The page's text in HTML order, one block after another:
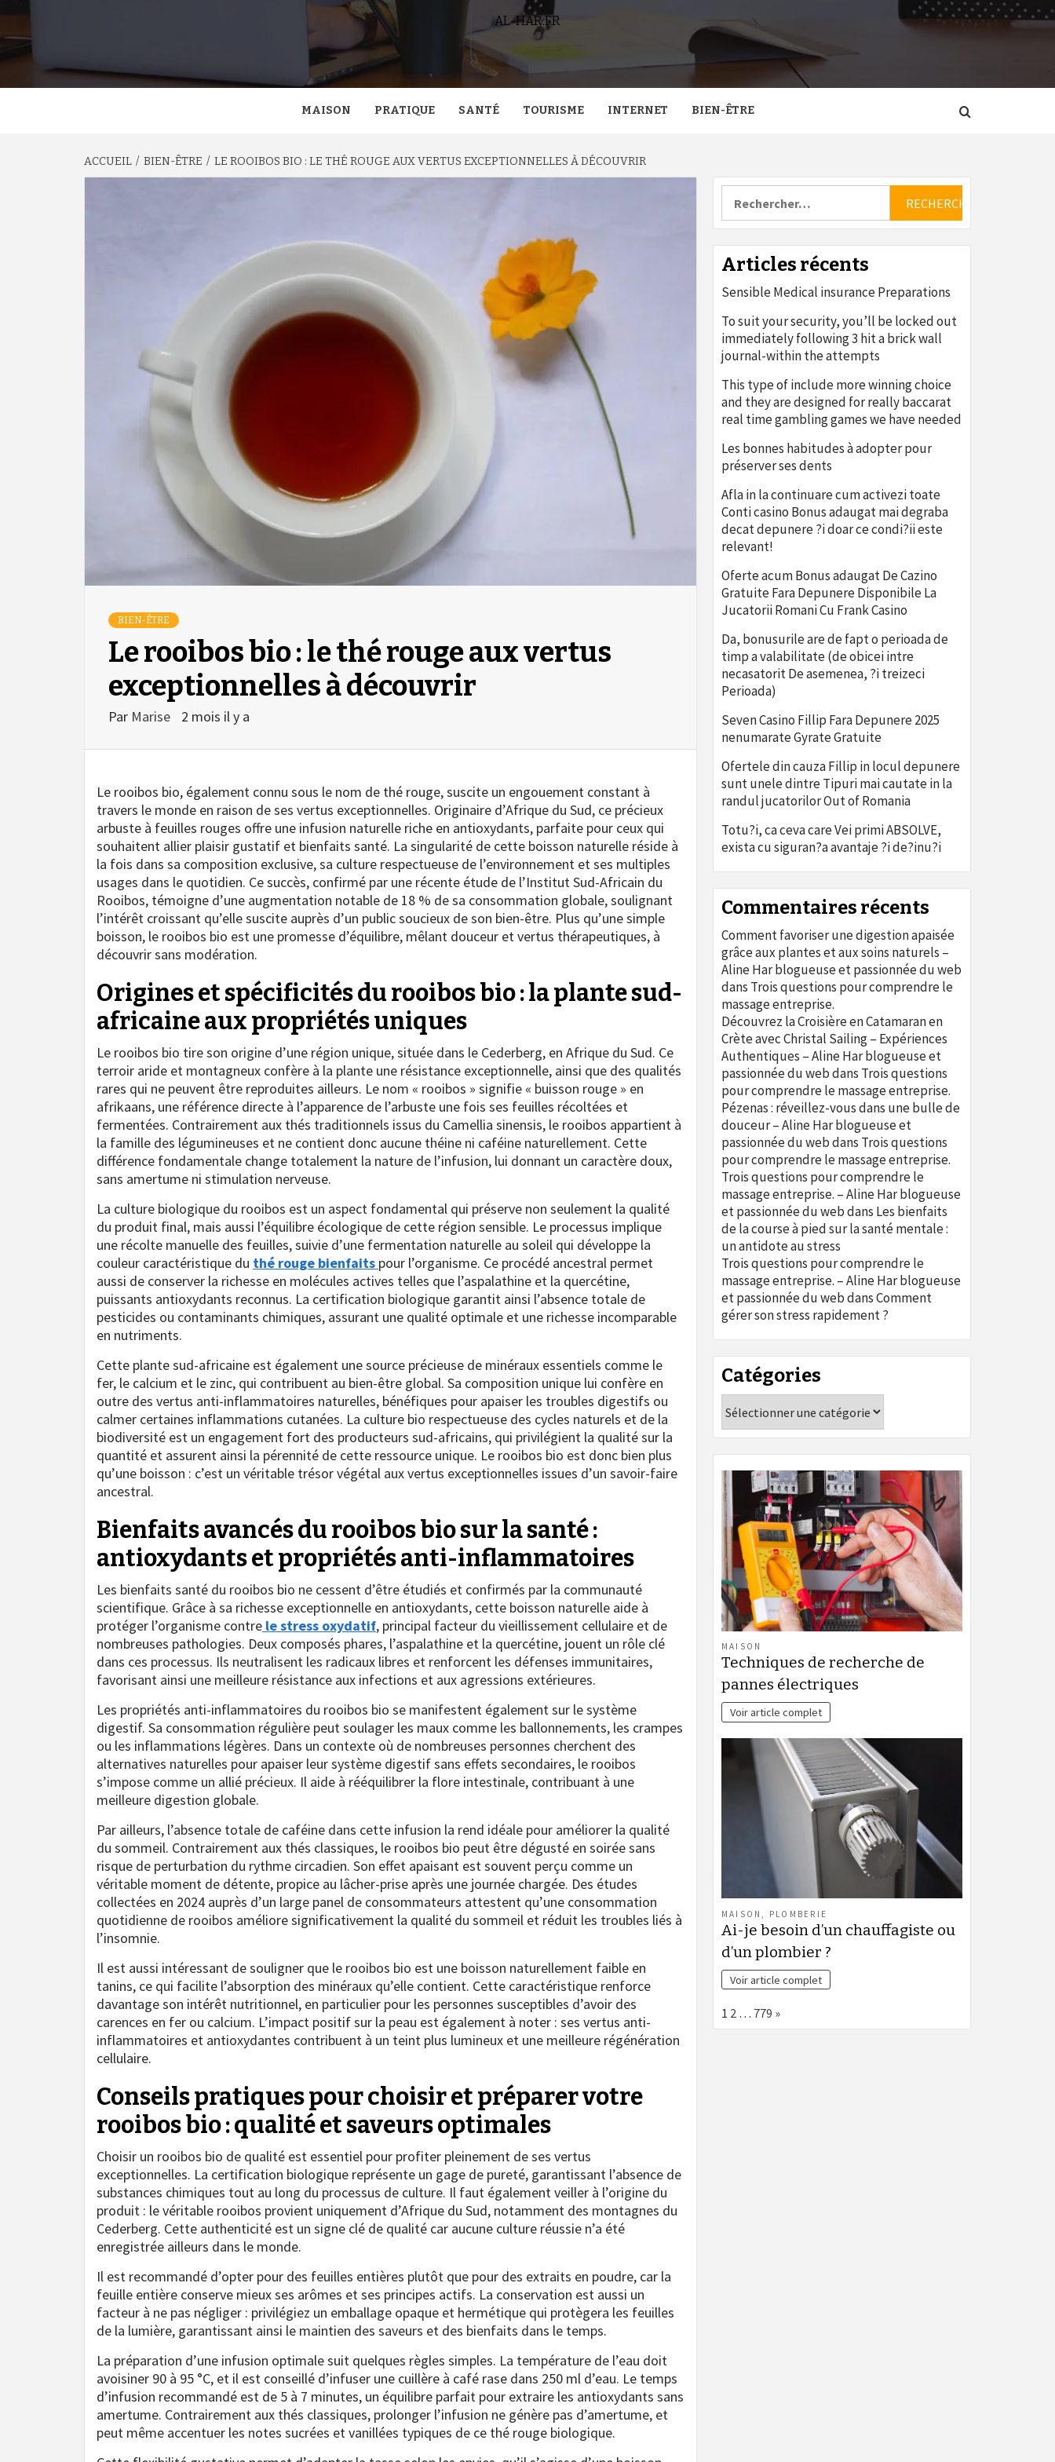
AL-HAR.FR
MAISON PRATIQUE SANTÉ TOURISME INTERNET BIEN-ÊTRE
ACCUEIL BIEN-ÊTRE LE ROOIBOS BIO : LE THÉ ROUGE AUX VERTUS EXCEPTIONNELLES À DÉCOUVRIR
BIEN-ÊTRE
Le rooibos bio : le thé rouge aux vertus
exceptionnelles à découvrir
Par Marise 2 mois il y a
Le rooibos bio, également connu sous le nom de thé rouge, suscite un engouement constant à
travers le monde en raison de ses vertus exceptionnelles. Originaire d’Afrique du Sud, ce précieux
arbuste à feuilles rouges offre une infusion naturelle riche en antioxydants, parfaite pour ceux qui
souhaitent allier plaisir gustatif et bienfaits santé. La singularité de cette boisson naturelle réside à
la fois dans sa composition exclusive, sa culture respectueuse de l’environnement et ses multiples
usages dans le quotidien. Ce succès, confirmé par une récente étude de l’Institut Sud-Africain du
Rooibos, témoigne d’une augmentation notable de 18 % de sa consommation globale, soulignant
l’intérêt croissant qu’elle suscite auprès d’un public soucieux de son bien-être. Plus qu’une simple
boisson, le rooibos bio est une promesse d’équilibre, mêlant douceur et vertus thérapeutiques, à
découvrir sans modération.
Origines et spécificités du rooibos bio : la plante sud-
africaine aux propriétés uniques
Le rooibos bio tire son origine d’une région unique, située dans le Cederberg, en Afrique du Sud. Ce
terroir aride et montagneux confère à la plante une résistance exceptionnelle, ainsi que des qualités
rares qui ne peuvent être reproduites ailleurs. Le nom « rooibos » signifie « buisson rouge » en
afrikaans, une référence directe à l’apparence de l’arbuste une fois ses feuilles récoltées et
fermentées. Contrairement aux thés traditionnels issus du Camellia sinensis, le rooibos appartient à
la famille des légumineuses et ne contient donc aucune théine ni caféine naturellement. Cette
différence fondamentale change totalement la nature de l’infusion, lui donnant un caractère doux,
sans amertume ni stimulation nerveuse.
La culture biologique du rooibos est un aspect fondamental qui préserve non seulement la qualité
du produit final, mais aussi l’équilibre écologique de cette région sensible. Le processus implique
une récolte manuelle des feuilles, suivie d’une fermentation naturelle au soleil qui développe la
couleur caractéristique du thé rouge bienfaits pour l’organisme. Ce procédé ancestral permet
aussi de conserver la richesse en molécules actives telles que l’aspalathine et la quercétine,
puissants antioxydants reconnus. La certification biologique garantit ainsi l’absence totale de
pesticides ou contaminants chimiques, assurant une qualité optimale et une richesse incomparable
en nutriments.
Cette plante sud-africaine est également une source précieuse de minéraux essentiels comme le
fer, le calcium et le zinc, qui contribuent au bien-être global. Sa composition unique lui confère en
outre des vertus anti-inflammatoires naturelles, bénéfiques pour apaiser les troubles digestifs ou
calmer certaines inflammations cutanées. La culture bio respectueuse des cycles naturels et de la
biodiversité est un engagement fort des producteurs sud-africains, qui privilégient la qualité sur la
quantité et assurent ainsi la pérennité de cette ressource unique. Le rooibos bio est donc bien plus
qu’une boisson : c’est un véritable trésor végétal aux vertus exceptionnelles issues d’un savoir-faire
ancestral.
Bienfaits avancés du rooibos bio sur la santé :
antioxydants et propriétés anti-inflammatoires
Les bienfaits santé du rooibos bio ne cessent d’être étudiés et confirmés par la communauté
scientifique. Grâce à sa richesse exceptionnelle en antioxydants, cette boisson naturelle aide à
protéger l’organisme contre le stress oxydatif, principal facteur du vieillissement cellulaire et de
nombreuses pathologies. Deux composés phares, l’aspalathine et la quercétine, jouent un rôle clé
dans ces processus. Ils neutralisent les radicaux libres et renforcent les défenses immunitaires,
favorisant ainsi une meilleure résistance aux infections et aux agressions extérieures.
Les propriétés anti-inflammatoires du rooibos bio se manifestent également sur le système
digestif. Sa consommation régulière peut soulager les maux comme les ballonnements, les crampes
ou les inflammations légères. Dans un contexte où de nombreuses personnes cherchent des
alternatives naturelles pour apaiser leur système digestif sans effets secondaires, le rooibos
s’impose comme un allié précieux. Il aide à rééquilibrer la flore intestinale, contribuant à une
meilleure digestion globale.
Par ailleurs, l’absence totale de caféine dans cette infusion la rend idéale pour améliorer la qualité
du sommeil. Contrairement aux thés classiques, le rooibos bio peut être dégusté en soirée sans
risque de perturbation du rythme circadien. Son effet apaisant est souvent perçu comme un
véritable moment de détente, propice au lâcher-prise après une journée chargée. Des études
collectées en 2024 auprès d’un large panel de consommateurs attestent qu’une consommation
quotidienne de rooibos améliore significativement la qualité du sommeil et réduit les troubles liés à
l’insomnie.
Il est aussi intéressant de souligner que le rooibos bio est une boisson naturellement faible en
tanins, ce qui facilite l’absorption des minéraux qu’elle contient. Cette caractéristique renforce
davantage son intérêt nutritionnel, en particulier pour les personnes susceptibles d’avoir des
carences en fer ou calcium. L’impact positif sur la peau est également à noter : ses vertus anti-
inflammatoires et antioxydantes contribuent à un teint plus lumineux et une meilleure régénération
cellulaire.
Conseils pratiques pour choisir et préparer votre
rooibos bio : qualité et saveurs optimales
Choisir un rooibos bio de qualité est essentiel pour profiter pleinement de ses vertus
exceptionnelles. La certification biologique représente un gage de pureté, garantissant l’absence de
substances chimiques tout au long du processus de culture. Il faut également veiller à l’origine du
produit : le véritable rooibos provient uniquement d’Afrique du Sud, notamment des montagnes du
Cederberg. Cette authenticité est un signe clé de qualité car aucune culture réussie n’a été
enregistrée ailleurs dans le monde.
Il est recommandé d’opter pour des feuilles entières plutôt que pour des extraits en poudre, car la
feuille entière conserve mieux ses arômes et ses principes actifs. La conservation est aussi un
facteur à ne pas négliger : privilégiez un emballage opaque et hermétique qui protègera les feuilles
de la lumière, garantissant ainsi le maintien des saveurs et des bienfaits dans le temps.
La préparation d’une infusion optimale suit quelques règles simples. La température de l’eau doit
avoisiner 90 à 95 °C, et il est conseillé d’infuser une cuillère à café rase dans 250 ml d’eau. Le temps
d’infusion recommandé est de 5 à 7 minutes, un équilibre parfait pour extraire les antioxydants sans
amertume. Contrairement aux thés classiques, prolonger l’infusion ne génère pas d’amertume, et
peut même accentuer les notes sucrées et vanillées typiques de ce thé rouge biologique.
Articles récents
Sensible Medical insurance Preparations
To suit your security, you’ll be locked out
immediately following 3 hit a brick wall
journal-within the attempts
This type of include more winning choice
and they are designed for really baccarat
real time gambling games we have needed
Les bonnes habitudes à adopter pour
préserver ses dents
Afla in la continuare cum activezi toate
Conti casino Bonus adaugat mai degraba
decat depunere ?i doar ce condi?ii este
relevant!
Oferte acum Bonus adaugat De Cazino
Gratuite Fara Depunere Disponibile La
Jucatorii Romani Cu Frank Casino
Da, bonusurile are de fapt o perioada de
timp a valabilitate (de obicei intre
necasatorit De asemenea, ?i treizeci
Perioada)
Seven Casino Fillip Fara Depunere 2025
nenumarate Gyrate Gratuite
Ofertele din cauza Fillip in locul depunere
sunt unele dintre Tipuri mai cautate in la
randul jucatorilor Out of Romania
Totu?i, ca ceva care Vei primi ABSOLVE,
exista cu siguran?a avantaje ?i de?inu?i
Commentaires récents
Comment favoriser une digestion apaisée
grâce aux plantes et aux soins naturels –
Aline Har blogueuse et passionnée du web
dans Trois questions pour comprendre le
massage entreprise.
Découvrez la Croisière en Catamaran en
Crète avec Christal Sailing – Expériences
Authentiques – Aline Har blogueuse et
passionnée du webdans Trois questions
pour comprendre le massage entreprise.
Pézenas : réveillez-vous dans une bulle de
douceur – Aline Har blogueuse et
passionnée du webdans Trois questions
pour comprendre le massage entreprise.
Trois questions pour comprendre le
massage entreprise. – Aline Har blogueuse
et passionnée du webdans Les bienfaits
de la course à pied sur la santé mentale :
un antidote au stress
Trois questions pour comprendre le
massage entreprise. – Aline Har blogueuse
et passionnée du webdansComment
gérer son stress rapidement ?
Catégories
MAISON
Techniques de recherche de
pannes électriques
Voir article complet
MAISON PLOMBERIE
Ai-je besoin d’un chauffagiste ou
d’un plombier ?
Voir article complet
Page:
1 2 … 779 Next
»